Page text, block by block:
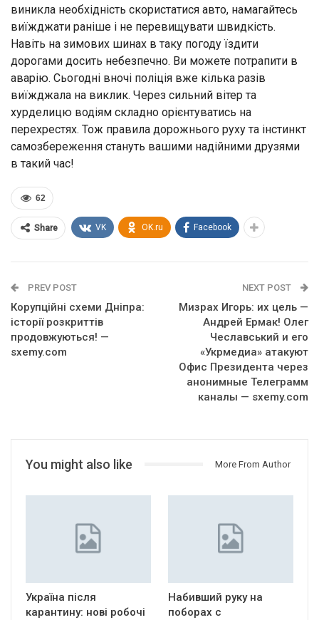
виникла необхідність скористатися авто, намагайтесь
виїжджати раніше і не перевищувати швидкість.
Навіть на зимових шинах в таку погоду їздити
дорогами досить небезпечно. Ви можете потрапити в
аварію. Сьогодні вночі поліція вже кілька разів
виїжджала на виклик. Через сильний вітер та
хурделицю водіям складно орієнтуватись на
перехрестях. Тож правила дорожнього руху та інстинкт
самозбереження стануть вашими надійними друзями
в такий час!
62
Share VK OK.ru Facebook
PREV POST
Корупційні схеми Дніпра:
історії розкриттів
продовжуються! —
sxemy.com
NEXT POST
Мизрах Игорь: их цель —
Андрей Ермак! Олег
Чеславський и его
«Укрмедиа» атакуют
Офис Президента через
анонимные Телеграмм
каналы — sxemy.com
You might also like More From Author
Україна після
карантину: нові робочі
Набивший руку на
поборах с